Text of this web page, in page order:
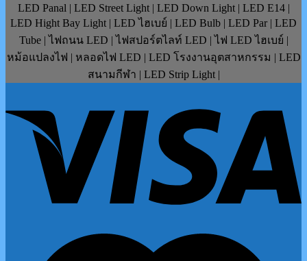
LED Panal | LED Street Light | LED Down Light | LED E14 |
LED Hight Bay Light | LED ไฮเบย์ | LED Bulb | LED Par | LED
Tube | ไฟถนน LED | ไฟสปอร์ตไลท์ LED | ไฟ LED ไฮเบย์ |
หม้อแปลงไฟ | หลอดไฟ LED | LED โรงงานอุตสาหกรรม | LED
สนามกีฬา | LED Strip Light |